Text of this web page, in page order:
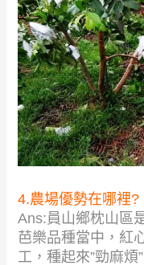
4.農場優勢在哪裡?
Ans:員山鄉枕山區
芭樂品種當中，紅
工，種起來”勁麻